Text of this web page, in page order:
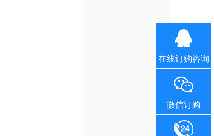
在线订购咨询
微信订购